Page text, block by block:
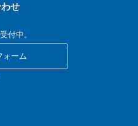
せ
付中。
ォーム